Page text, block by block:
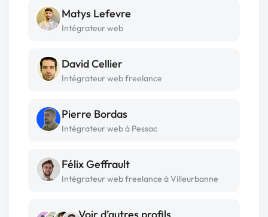
Matys Lefevre
Intégrateur web
David Cellier
Intégrateur web freelance
Pierre Bordas
Intégrateur web à Pessac
Félix Geffrault
Intégrateur web freelance à Villeurbanne